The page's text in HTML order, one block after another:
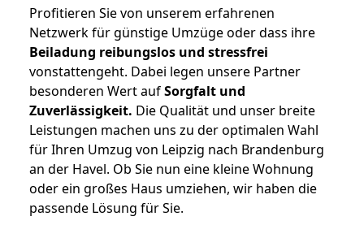
Profitieren Sie von unserem erfahrenen
Netzwerk für günstige Umzüge oder dass ihre
Beiladung reibungslos und stressfrei
vonstattengeht. Dabei legen unsere Partner
besonderen Wert aufSorgfalt und
Zuverlässigkeit. Die Qualität und unser breite
Leistungen machen uns zu der optimalen Wahl
für Ihren Umzug von Leipzig nach Brandenburg
an der Havel. Ob Sie nun eine kleine Wohnung
oder ein großes Haus umziehen, wir haben die
passende Lösung für Sie.